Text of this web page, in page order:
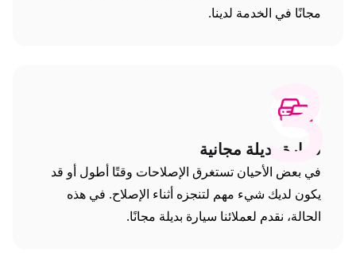
مجانًا في الخدمة لدينا.
3
سيارة بديلة مجانية
في بعض الأحيان تستغرق الإصلاحات وقتًا أطول أو قد
يكون لديك شيء مهم لتنجزه أثناء الإصلاح. في هذه
الحالة، نقدم لعملائنا سيارة بديلة مجانًا.